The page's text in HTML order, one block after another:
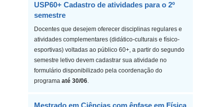
USP60+ Cadastro de atividades para o 2º
semestre
Docentes que desejem oferecer disciplinas regulares e
atividades complementares (didático-culturais e físico-
esportivas) voltadas ao público 60+, a partir do segundo
semestre letivo devem cadastrar sua atividade no
formulário disponibilizado pela coordenação do
programaaté 30/06.
Mestrado em Ciências com ênfase em Física